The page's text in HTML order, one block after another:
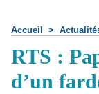
Accueil >
RTS :
d’un